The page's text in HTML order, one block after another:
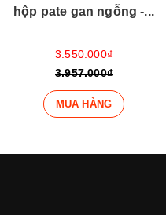
cá hồi - (Giá tính...
3.350.000₫
3.957.000₫
MUA HÀNG